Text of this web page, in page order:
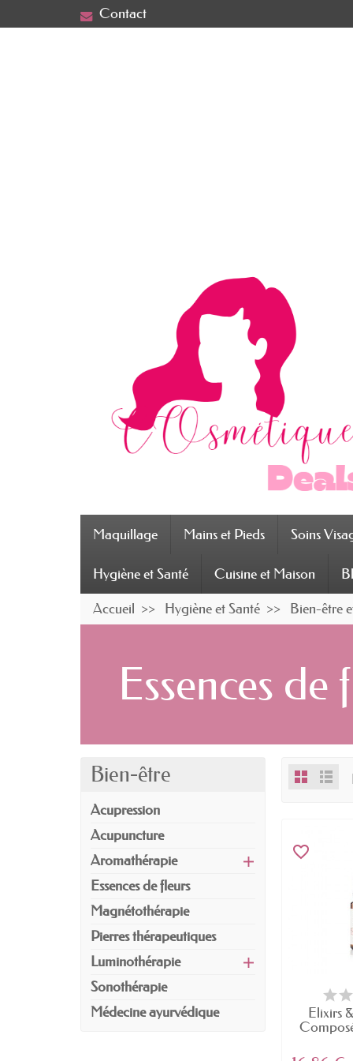
Contact
Maquillage Mains et Pieds Soins
Hygiène et Santé Cuisine et Maison
Accueil Hygiène et Santé Bien-être
Essences de
Bien-être
Acupression
Acupuncture
Aromathérapie
Essences de fleurs
Magnétothérapie
Pierres thérapeutiques
Luminothérapie
Sonothérapie
Médecine ayurvédique
favorite_border
Elixirs